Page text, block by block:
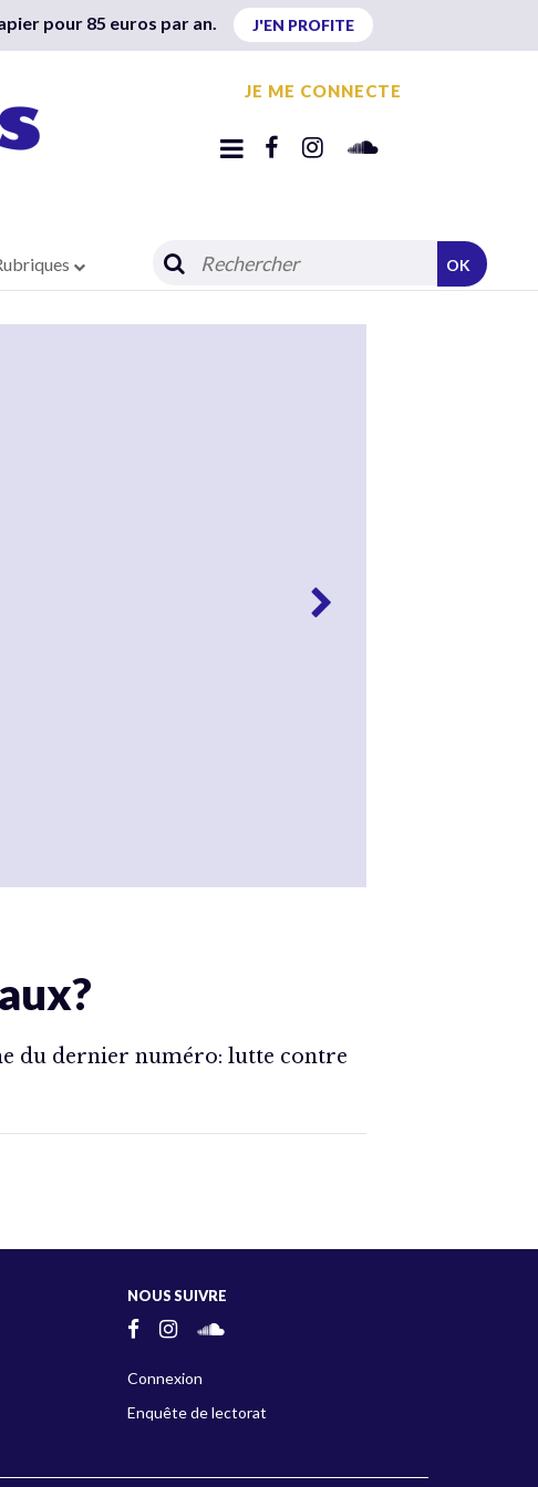
pour 85 euros par an. J'EN PROFITE
JE ME CONNECTE
OK
du dernier numéro: lutte contre
NOUS SUIVRE
Connexion
Enquête de lectorat